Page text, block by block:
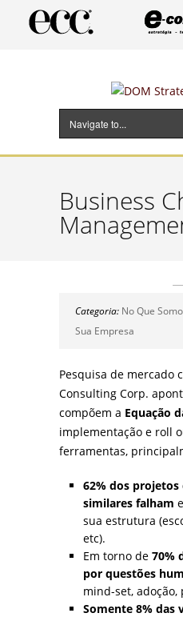
Business
Categoria: No Que
Sua Empresa
Pesquisa de mercado
Consulting Corp.
compõem a Equação
implementação e roll
ferramentas,
62% dos projetos
similares falham
sua estrutura
etc).
Em torno de 70%
por questões
mind-set, adoção,
Somente 8% das